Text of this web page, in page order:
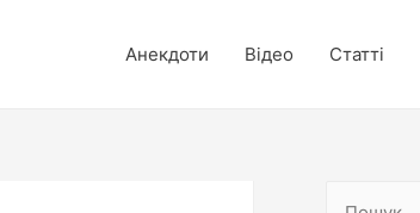
Анекдоти Відео Статті